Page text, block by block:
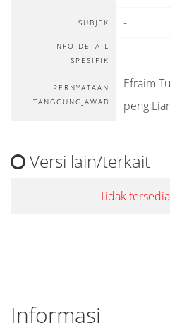
SUBJEK -
INFO DETAIL
SPESIFIK
-
PERNYATAAN
TANGGUNGJAWAB
Efraim
peng
Versi lain/terkait
Tidak
Informasi